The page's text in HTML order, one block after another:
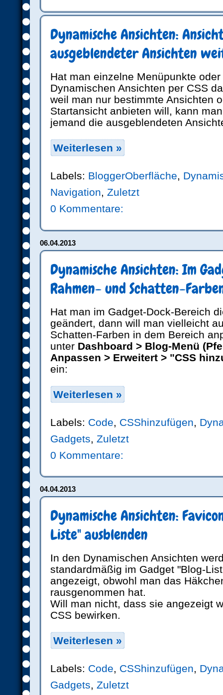
Dynamische Ansichten:
ausgeblendeter Ansichten
Hat man einzelne Menüpunkte
Dynamischen Ansichten per CSS
weil man nur bestimmte Ansichten
Startansicht anbieten will, kann
jemand die ausgeblendeten
Weiterlesen »
Labels: BloggerOberfläche,
Navigation, Zuletzt
0 Kommentare:
06.04.2013
Dynamische Ansichten: Im
Rahmen- und Schatten-
Hat man im Gadget-Dock-Bereich
geändert, dann will man vielleicht
Schatten-Farben in dem Bereich
unter Dashboard > Blog-Menü
Anpassen > Erweitert > "CSS
ein:
Weiterlesen »
Labels: Code CSShinzufügen
Gadgets
Zuletzt
0 Kommentare:
04.04.2013
Dynamische Ansichten:
Liste" ausblenden
In den Dynamischen Ansichten
standardmäßig im Gadget "Blog-
angezeigt, obwohl man das
rausgenommen hat.
Will man nicht, dass sie angezeigt
CSS bewirken.
Weiterlesen »
Labels: Code, CSShinzufügen,
Gadgets, Zuletzt